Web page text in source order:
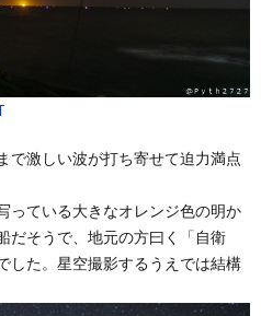
で激しい波が打ち寄せて迫力満点
っている大きなオレンジ色の明か
だそうで、地元の方曰く「自衛
した。星空撮影するうえでは結構